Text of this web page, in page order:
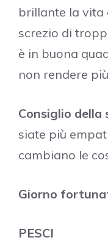
brillante la vita
screzio di
è in buona
non rendere
Consiglio della
siate più
cambiano le
Giorno
PESCI